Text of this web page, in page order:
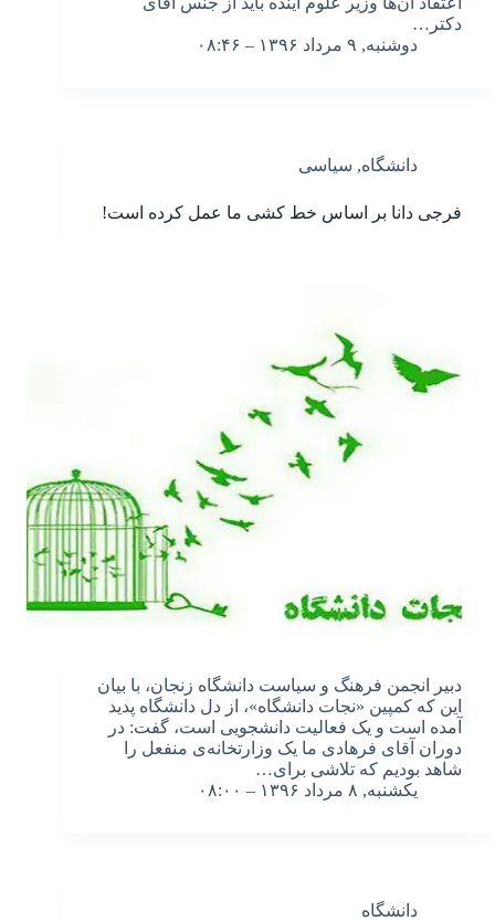
دکتر…
دوشنبه, ۹ مرداد ۱۳۹۶ – ۰۸:۴۶
دانشگاه, سیاسی
فرجی دانا بر اساس خط کشی ما عمل کرده است!
دبیر انجمن فرهنگ و سیاست دانشگاه زنجان، با بیان
این که کمپین «نجات دانشگاه»، از دل دانشگاه پدید
آمده است و یک فعالیت دانشجویی است، گفت: در
دوران آقای فرهادی ما یک وزارتخانه‌ی منفعل را
شاهد بودیم که تلاشی برای…
یکشنبه, ۸ مرداد ۱۳۹۶ – ۰۸:۰۰
دانشگاه